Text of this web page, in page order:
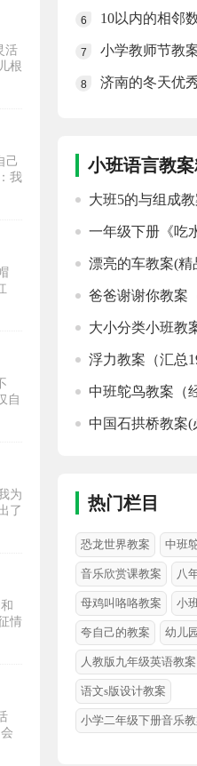
活
根
己
我
自
为
了
情
6
10以内的相邻
7 小学教师节教
8 济南的冬天优
小班语言教
大班5的与组成
一年级下册《吃
漂亮的车教案(精
爸爸谢谢你教案
大小分类小班教
浮力教案（汇总
中班鸵鸟教案（
中国石拱桥教案(
热门栏目
恐龙世界教案 中班
音乐欣赏课教案 八
母鸡叫咯咯教案 小
夸自己的教案 幼儿
人教版九年级英语教案
语文s版设计教案
小学二年级下册音乐